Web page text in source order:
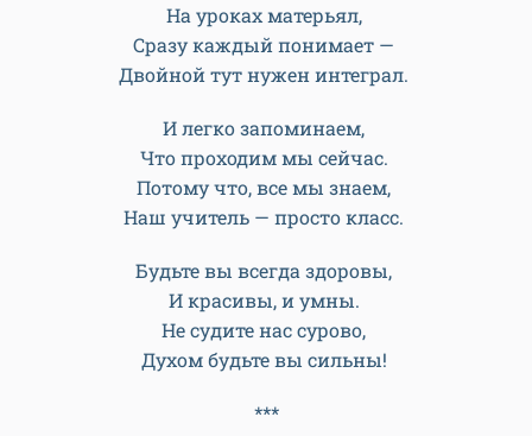
На уроках матерьял,
Сразу каждый понимает —
Двойной тут нужен интеграл.
И легко запоминаем,
Что проходим мы сейчас.
Потому что, все мы знаем,
Наш учитель — просто класс.
Будьте вы всегда здоровы,
И красивы, и умны.
Не судите нас сурово,
Духом будьте вы сильны!
***